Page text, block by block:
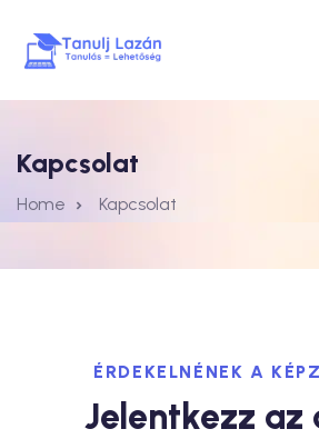
Kapcsolat
Home Kapcsolat
ÉRDEKELNÉNEK A
Jelentkezz az